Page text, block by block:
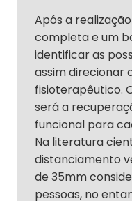
Após a
completa e um
identificar as
assim direcionar
fisioterapêutico.
será a
funcional para
Na literatura
distanciamento
de 35mm
pessoas, no